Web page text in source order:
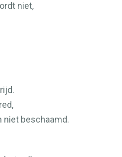
niet,
niet beschaamd.